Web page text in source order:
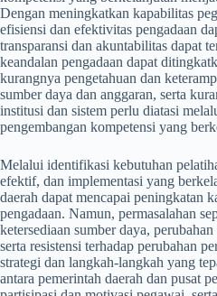
Dengan meningkatkan kapabilitas
efisiensi dan efektivitas pengadaan
transparansi dan akuntabilitas dapat
keandalan pengadaan dapat
kurangnya pengetahuan dan
sumber daya dan anggaran, serta
institusi dan sistem perlu diatasi
pengembangan kompetensi yang
Melalui identifikasi kebutuhan
efektif, dan implementasi yang
daerah dapat mencapai peningkatan
pengadaan. Namun, permasalahan
ketersediaan sumber daya,
serta resistensi terhadap perubahan
strategi dan langkah-langkah yang
antara pemerintah daerah dan pusat